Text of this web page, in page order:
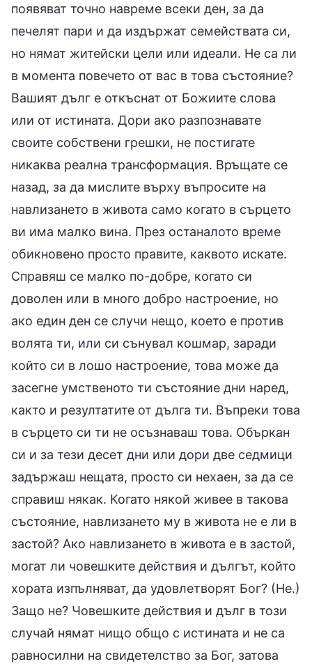
появяват точно навреме всеки ден, за да
печелят пари и да издържат семействата си,
но нямат житейски цели или идеали. Не са ли
в момента повечето от вас в това състояние?
Вашият дълг е откъснат от Божиите слова
или от истината. Дори ако разпознавате
своите собствени грешки, не постигате
никаква реална трансформация. Връщате се
назад, за да мислите върху въпросите на
навлизането в живота само когато в сърцето
ви има малко вина. През останалото време
обикновено просто правите, каквото искате.
Справяш се малко по-добре, когато си
доволен или в много добро настроение, но
ако един ден се случи нещо, което е против
волята ти, или си сънувал кошмар, заради
който си в лошо настроение, това може да
засегне умственото ти състояние дни наред,
както и резултатите от дълга ти. Въпреки това
в сърцето си ти не осъзнаваш това. Объркан
си и за тези десет дни или дори две седмици
задържаш нещата, просто си нехаен, за да се
справиш някак. Когато някой живее в такова
състояние, навлизането му в живота не е ли в
застой? Ако навлизането в живота е в застой,
могат ли човешките действия и дългът, който
хората изпълняват, да удовлетворят Бог? (Не.)
Защо не? Човешките действия и дълг в този
случай нямат нищо общо с истината и не са
равносилни на свидетелство за Бог, затова